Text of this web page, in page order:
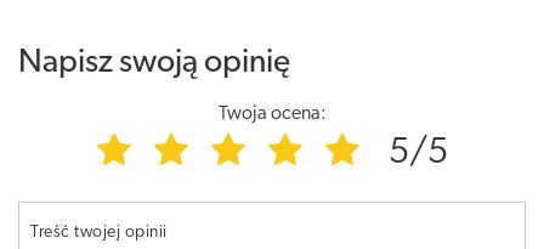
Napisz swoją opinię
Twoja ocena:
5/5
Treść twojej opinii